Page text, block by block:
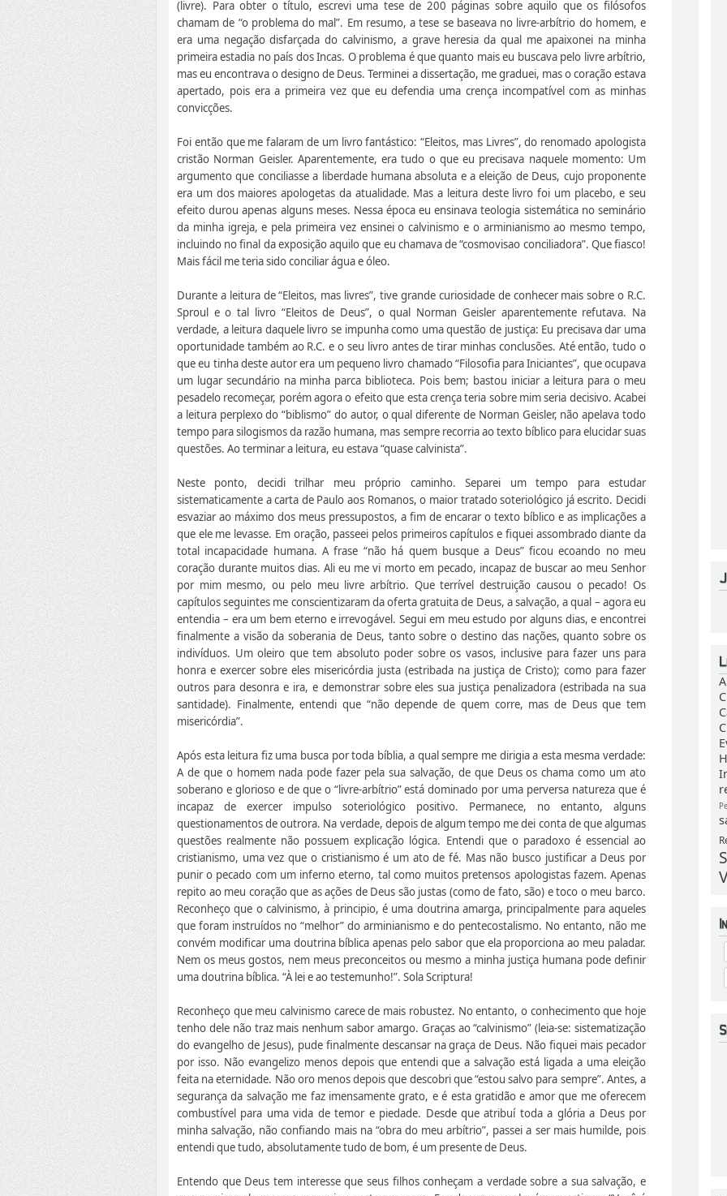
(livre). Para obter o título, escrevi uma tese de 200 páginas sobre aquilo que os filósofos
chamam de “o problema do mal”. Em resumo, a tese se baseava no livre-arbítrio do homem, e
era uma negação disfarçada do calvinismo, a grave heresia da qual me apaixonei na minha
primeira estadia no país dos Incas. O problema é que quanto mais eu buscava pelo livre arbítrio,
mas eu encontrava o designo de Deus. Terminei a dissertação, me graduei, mas o coração estava
apertado, pois era a primeira vez que eu defendia uma crença incompatível com as minhas
convicções.
Foi então que me falaram de um livro fantástico: “Eleitos, mas Livres”, do renomado apologista
cristão Norman Geisler. Aparentemente, era tudo o que eu precisava naquele momento: Um
argumento que conciliasse a liberdade humana absoluta e a eleição de Deus, cujo proponente
era um dos maiores apologetas da atualidade. Mas a leitura deste livro foi um placebo, e seu
efeito durou apenas alguns meses. Nessa época eu ensinava teologia sistemática no seminário
da minha igreja, e pela primeira vez ensinei o calvinismo e o arminianismo ao mesmo tempo,
incluindo no final da exposição aquilo que eu chamava de “cosmovisao conciliadora”. Que fiasco!
Mais fácil me teria sido conciliar água e óleo.
Durante a leitura de “Eleitos, mas livres”, tive grande curiosidade de conhecer mais sobre o R.C.
Sproul e o tal livro “Eleitos de Deus”, o qual Norman Geisler aparentemente refutava. Na
verdade, a leitura daquele livro se impunha como uma questão de justiça: Eu precisava dar uma
oportunidade também ao R.C. e o seu livro antes de tirar minhas conclusões. Até então, tudo o
que eu tinha deste autor era um pequeno livro chamado “Filosofia para Iniciantes”, que ocupava
um lugar secundário na minha parca biblioteca. Pois bem; bastou iniciar a leitura para o meu
pesadelo recomeçar, porém agora o efeito que esta crença teria sobre mim seria decisivo. Acabei
a leitura perplexo do “biblismo” do autor, o qual diferente de Norman Geisler, não apelava todo
tempo para silogismos da razão humana, mas sempre recorria ao texto bíblico para elucidar suas
questões. Ao terminar a leitura, eu estava “quase calvinista”.
Neste ponto, decidi trilhar meu próprio caminho. Separei um tempo para estudar
sistematicamente a carta de Paulo aos Romanos, o maior tratado soteriológico já escrito. Decidi
esvaziar ao máximo dos meus pressupostos, a fim de encarar o texto bíblico e as implicações a
que ele me levasse. Em oração, passeei pelos primeiros capítulos e fiquei assombrado diante da
total incapacidade humana. A frase “não há quem busque a Deus” ficou ecoando no meu
coração durante muitos dias. Ali eu me vi morto em pecado, incapaz de buscar ao meu Senhor
por mim mesmo, ou pelo meu livre arbítrio. Que terrível destruição causou o pecado! Os
capítulos seguintes me conscientizaram da oferta gratuita de Deus, a salvação, a qual – agora eu
entendia – era um bem eterno e irrevogável. Segui em meu estudo por alguns dias, e encontrei
finalmente a visão da soberania de Deus, tanto sobre o destino das nações, quanto sobre os
indivíduos. Um oleiro que tem absoluto poder sobre os vasos, inclusive para fazer uns para
honra e exercer sobre eles misericórdia justa (estribada na justiça de Cristo); como para fazer
outros para desonra e ira, e demonstrar sobre eles sua justiça penalizadora (estribada na sua
santidade). Finalmente, entendi que “não depende de quem corre, mas de Deus que tem
misericórdia”.
Após esta leitura fiz uma busca por toda bíblia, a qual sempre me dirigia a esta mesma verdade:
A de que o homem nada pode fazer pela sua salvação, de que Deus os chama como um ato
soberano e glorioso e de que o “livre-arbítrio” está dominado por uma perversa natureza que é
incapaz de exercer impulso soteriológico positivo. Permanece, no entanto, alguns
questionamentos de outrora. Na verdade, depois de algum tempo me dei conta de que algumas
questões realmente não possuem explicação lógica. Entendi que o paradoxo é essencial ao
cristianismo, uma vez que o cristianismo é um ato de fé. Mas não busco justificar a Deus por
punir o pecado com um inferno eterno, tal como muitos pretensos apologistas fazem. Apenas
repito ao meu coração que as ações de Deus são justas (como de fato, são) e toco o meu barco.
Reconheço que o calvinismo, à principio, é uma doutrina amarga, principalmente para aqueles
que foram instruídos no “melhor” do arminianismo e do pentecostalismo. No entanto, não me
convém modificar uma doutrina bíblica apenas pelo sabor que ela proporciona ao meu paladar.
Nem os meus gostos, nem meus preconceitos ou mesmo a minha justiça humana pode definir
uma doutrina bíblica. “À lei e ao testemunho!”. Sola Scriptura!
Reconheço que meu calvinismo carece de mais robustez. No entanto, o conhecimento que hoje
tenho dele não traz mais nenhum sabor amargo. Graças ao “calvinismo” (leia-se: sistematização
do evangelho de Jesus), pude finalmente descansar na graça de Deus. Não fiquei mais pecador
por isso. Não evangelizo menos depois que entendi que a salvação está ligada a uma eleição
feita na eternidade. Não oro menos depois que descobri que “estou salvo para sempre”. Antes, a
segurança da salvação me faz imensamente grato, e é esta gratidão e amor que me oferecem
combustível para uma vida de temor e piedade. Desde que atribuí toda a glória a Deus por
minha salvação, não confiando mais na “obra do meu arbítrio”, passei a ser mais humilde, pois
entendi que tudo, absolutamente tudo de bom, é um presente de Deus.
Entendo que Deus tem interesse que seus filhos conheçam a verdade sobre a sua salvação, e